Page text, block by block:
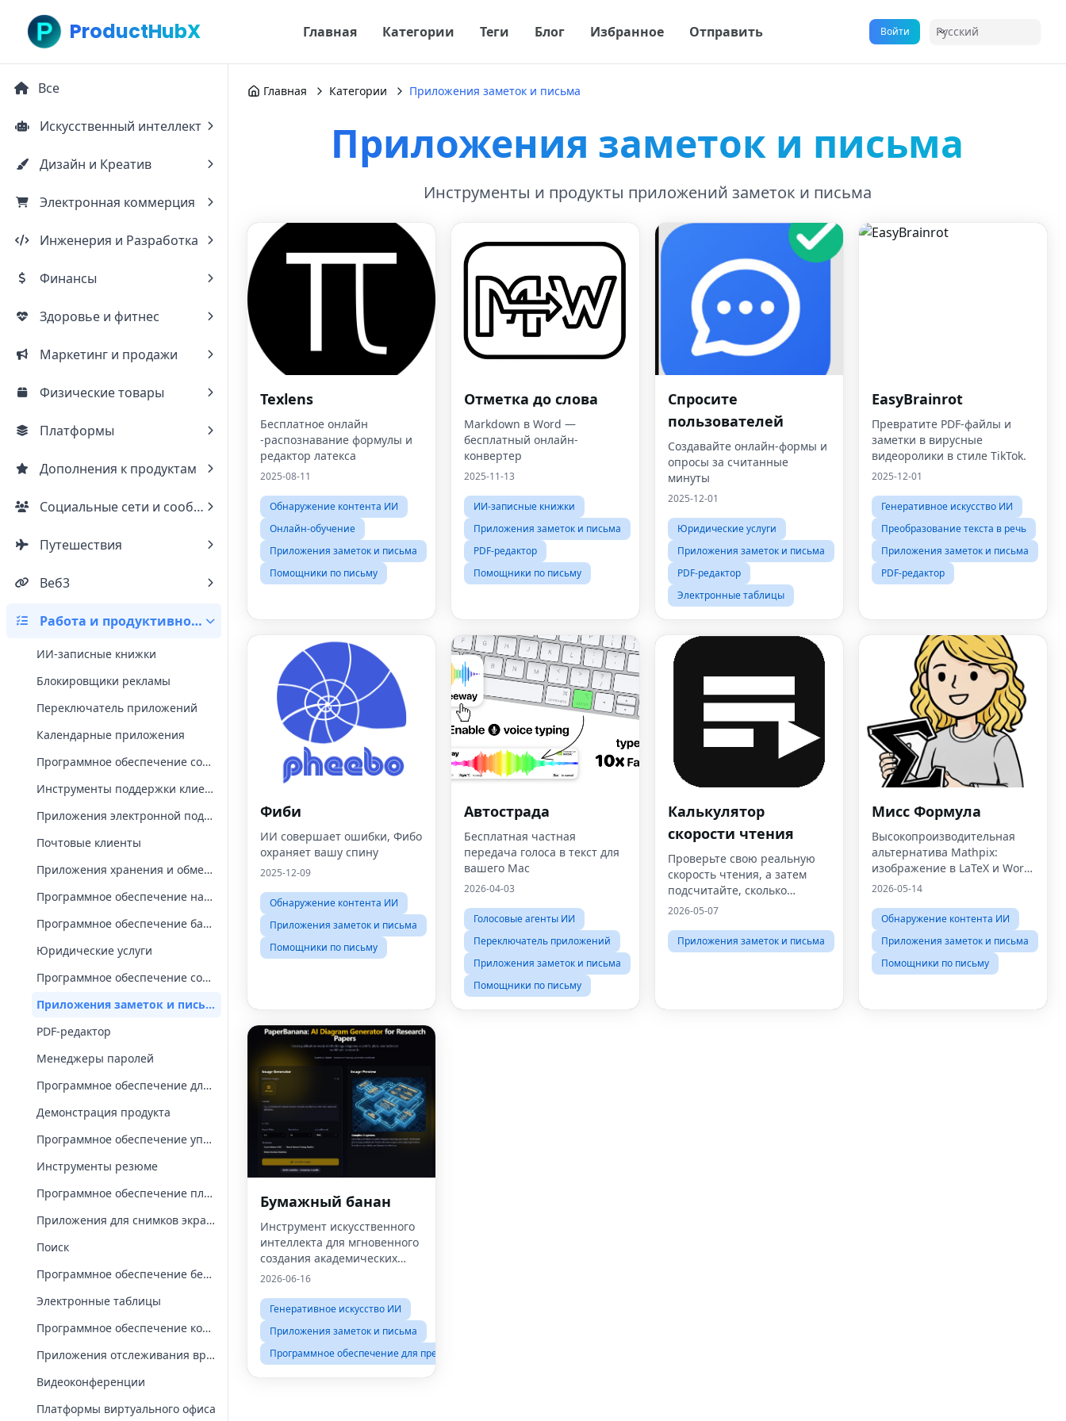
ProductHubX Главная Категории Теги Блог Избранное Отправить Войти Русский
Все
Искусственный интеллект
Дизайн и Креатив
Электронная коммерция
Инженерия и Разработка
Финансы
Здоровье и фитнес
Маркетинг и продажи
Физические товары
Платформы
Дополнения к продуктам
Социальные сети и сообщества
Путешествия
Веб3
Работа и продуктивность
ИИ-записные книжки
Блокировщики рекламы
Переключатель приложений
Календарные приложения
Программное обеспечение соответствия
Инструменты поддержки клиентов
Приложения электронной подписи
Почтовые клиенты
Приложения хранения и обмена файлами
Программное обеспечение найма
Программное обеспечение базы знаний
Юридические услуги
Программное обеспечение собраний
Приложения заметок и письма
PDF-редактор
Менеджеры паролей
Программное обеспечение для презентаций
Демонстрация продукта
Программное обеспечение управления проектами
Инструменты резюме
Программное обеспечение планирования
Приложения для снимков экрана и записи
Поиск
Программное обеспечение безопасности
Электронные таблицы
Программное обеспечение командной работы
Приложения отслеживания времени
Видеоконференции
Платформы виртуального офиса
Главная Категории Приложения заметок и письма
Приложения заметок и письма
Инструменты и продукты приложений заметок и письма
Texlens
Бесплатное онлайн
-распознавание формулы и
редактор латекса
2025-08-11
Обнаружение контента ИИ
Онлайн-обучение
Приложения заметок и письма
Помощники по письму
Отметка до слова
Markdown в Word —
бесплатный онлайн-
конвертер
2025-11-13
ИИ-записные книжки
Приложения заметок и письма
PDF-редактор
Помощники по письму
Спросите
пользователей
Создавайте онлайн-формы и
опросы за считанные
минуты
2025-12-01
Юридические услуги
Приложения заметок и письма
PDF-редактор
Электронные таблицы
EasyBrainrot
Превратите PDF-файлы и
заметки в вирусные
видеоролики в стиле TikTok.
2025-12-01
Генеративное искусство ИИ
Преобразование текста в речь
Приложения заметок и письма
PDF-редактор
Фиби
ИИ совершает ошибки, Фибо
охраняет вашу спину
2025-12-09
Обнаружение контента ИИ
Приложения заметок и письма
Помощники по письму
Автострада
Бесплатная частная
передача голоса в текст для
вашего Mac
2026-04-03
Голосовые агенты ИИ
Переключатель приложений
Приложения заметок и письма
Помощники по письму
Калькулятор
скорости чтения
Проверьте свою реальную
скорость чтения, а затем
подсчитайте, сколько
времени занимает чтение
2026-05-07
Приложения заметок и письма
Мисс Формула
Высокопроизводительная
альтернатива Mathpix:
изображение в LaTeX и Word
Equations Online (загрузка не
2026-05-14
Обнаружение контента ИИ
Приложения заметок и письма
Помощники по письму
Бумажный банан
Инструмент искусственного
интеллекта для мгновенного
создания академических
диаграмм
2026-06-16
Генеративное искусство ИИ
Приложения заметок и письма
Программное обеспечение для презентаций